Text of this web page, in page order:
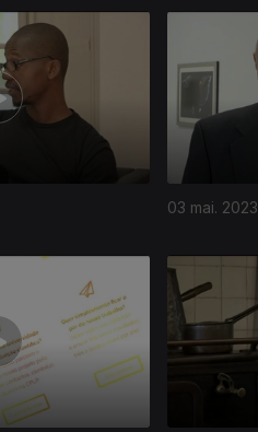
03 mai. 2023